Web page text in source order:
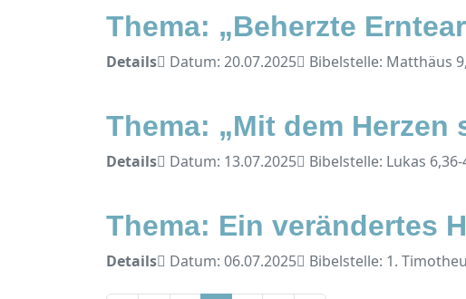
Thema: „Beherzte
Details Datum: 20.07.2025 Bibelstelle: Matthäus
Thema: „Mit dem
Details Datum: 13.07.2025 Bibelstelle: Lukas 6,36-
Thema: Ein verändertes
Details Datum: 06.07.2025 Bibelstelle: 1.